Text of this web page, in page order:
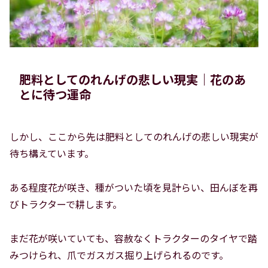
肥料としてのれんげの悲しい現実｜花のあ
とに待つ運命
しかし、ここから先は肥料としてのれんげの悲しい現実が
待ち構えています。
ある程度花が咲き、種がついた頃を見計らい、田んぼを再
びトラクターで耕します。
まだ花が咲いていても、容赦なくトラクターのタイヤで踏
みつけられ、爪でガスガス掘り上げられるのです。